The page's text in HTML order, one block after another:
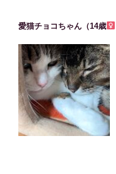
愛猫チョコちゃん（14歳